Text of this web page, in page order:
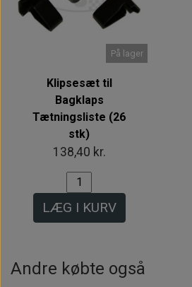
På lager
Klipsesæt til
Bagklaps
Tætningsliste (26
stk)
138,40 kr.
LÆG I KURV
Andre købte også